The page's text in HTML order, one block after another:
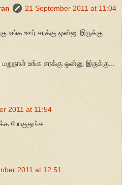
21 September 2011 at 11:04
உங்க ஊர் சரக்கு ஒன்னு இருக்கு...
உங்க சரக்கு ஒன்னு இருக்கு...
2011 at 11:54
போகுதுங்க
2011 at 12:51